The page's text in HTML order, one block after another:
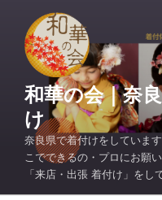
和華の会｜奈
け
奈良県で着付けをしていま
こでできるの・プロにお願
「来店・出張 着付け」をし